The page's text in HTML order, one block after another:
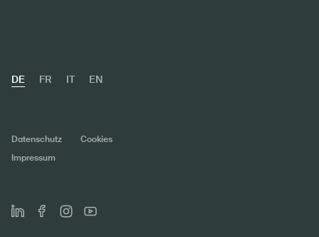
DE FR IT EN
Datenschutz
Cookies
Impressum